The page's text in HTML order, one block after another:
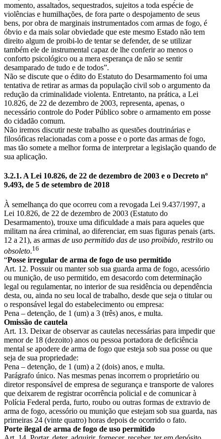
momento, assaltados, sequestrados, sujeitos a toda espécie de
violências e humilhações, de fora parte o despojamento de seus
bens, por obra de marginais instrumentados com armas de fogo, é
óbvio e da mais solar obviedade que este mesmo Estado não tem
direito algum de proibi-lo de tentar se defender, de se utilizar
também ele de instrumental capaz de lhe conferir ao menos o
conforto psicológico ou a mera esperança de não se sentir
desamparado de tudo e de todos”.
Não se discute que o édito do Estatuto do Desarmamento foi uma
tentativa de retirar as armas da população civil sob o argumento da
redução da criminalidade violenta. Entretanto, na prática, a Lei
10.826, de 22 de dezembro de 2003, representa, apenas, o
necessário controle do Poder Público sobre o armamento em posse
do cidadão comum.
Não iremos discutir neste trabalho as questões doutrinárias e
filosóficas relacionadas com a posse e o porte das armas de fogo,
mas tão somete a melhor forma de interpretar a legislação quando de
sua aplicação.
3.2.1. A Lei 10.826, de 22 de dezembro de 2003 e o Decreto nº
9.493, de 5 de setembro de 2018
À semelhança do que ocorreu com a revogada Lei 9.437/1997, a
Lei 10.826, de 22 de dezembro de 2003 (Estatuto do
Desarmamento), trouxe uma dificuldade a mais para aqueles que
militam na área criminal, ao diferenciar, em suas figuras penais (arts.
12 a 21), as armas de uso permitido das de uso proibido, restrito ou
obsoleto.16
“Posse irregular de arma de fogo de uso permitido
Art. 12. Possuir ou manter sob sua guarda arma de fogo, acessório
ou munição, de uso permitido, em desacordo com determinação
legal ou regulamentar, no interior de sua residência ou dependência
desta, ou, ainda no seu local de trabalho, desde que seja o titular ou
o responsável legal do estabelecimento ou empresa:
Pena – detenção, de 1 (um) a 3 (três) anos, e multa.
Omissão de cautela
Art. 13. Deixar de observar as cautelas necessárias para impedir que
menor de 18 (dezoito) anos ou pessoa portadora de deficiência
mental se apodere de arma de fogo que esteja sob sua posse ou que
seja de sua propriedade:
Pena – detenção, de 1 (um) a 2 (dois) anos, e multa.
Parágrafo único. Nas mesmas penas incorrem o proprietário ou
diretor responsável de empresa de segurança e transporte de valores
que deixarem de registrar ocorrência policial e de comunicar à
Polícia Federal perda, furto, roubo ou outras formas de extravio de
arma de fogo, acessório ou munição que estejam sob sua guarda, nas
primeiras 24 (vinte quatro) horas depois de ocorrido o fato.
Porte ilegal de arma de fogo de uso permitido